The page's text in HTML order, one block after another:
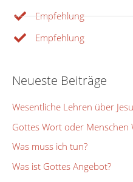
Empfehlung
Empfehlung
Neueste Beiträge
Wesentliche Lehren über
Gottes Wort oder Menschen
Was muss ich tun?
Was ist Gottes Angebot?